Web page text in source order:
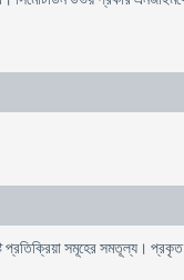
প্রতিক্রিয়া সমূহের সমতূল্য।